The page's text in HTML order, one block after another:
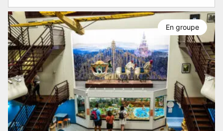
En groupe